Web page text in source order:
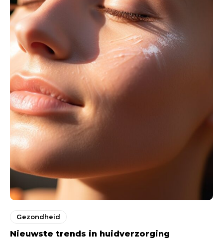
Gezondheid
Nieuwste trends in huidverzorging